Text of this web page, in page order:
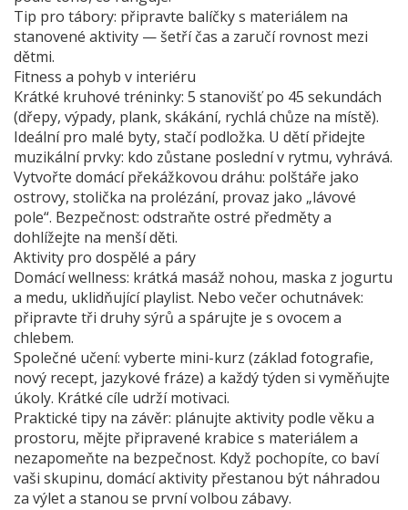
Tip pro tábory: připravte balíčky s materiálem na
stanovené aktivity — šetří čas a zaručí rovnost mezi
dětmi.
Fitness a pohyb v interiéru
Krátké kruhové tréninky: 5 stanovišť po 45 sekundách
(dřepy, výpady, plank, skákání, rychlá chůze na místě).
Ideální pro malé byty, stačí podložka. U dětí přidejte
muzikální prvky: kdo zůstane poslední v rytmu, vyhrává.
Vytvořte domácí překážkovou dráhu: polštáře jako
ostrovy, stolička na prolézání, provaz jako „lávové
pole“. Bezpečnost: odstraňte ostré předměty a
dohlížejte na menší děti.
Aktivity pro dospělé a páry
Domácí wellness: krátká masáž nohou, maska z jogurtu
a medu, uklidňující playlist. Nebo večer ochutnávek:
připravte tři druhy sýrů a spárujte je s ovocem a
chlebem.
Společné učení: vyberte mini-kurz (základ fotografie,
nový recept, jazykové fráze) a každý týden si vyměňujte
úkoly. Krátké cíle udrží motivaci.
Praktické tipy na závěr: plánujte aktivity podle věku a
prostoru, mějte připravené krabice s materiálem a
nezapomeňte na bezpečnost. Když pochopíte, co baví
vaši skupinu, domácí aktivity přestanou být náhradou
za výlet a stanou se první volbou zábavy.